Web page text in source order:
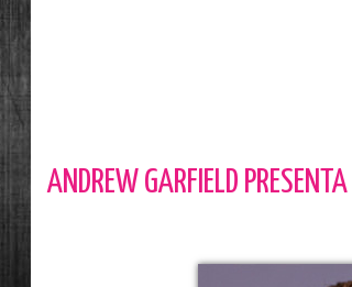
ANDREW GARFIELD